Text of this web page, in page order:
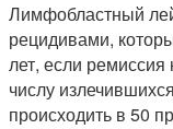
Лимфобластный
рецидивами,
лет, если ремиссия
числу
происходить в 50